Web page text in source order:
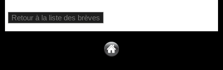
Retour à la liste des brèves